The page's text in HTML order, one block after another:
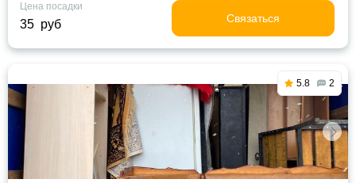
Цена посадки
35 руб Связаться
5.8 2